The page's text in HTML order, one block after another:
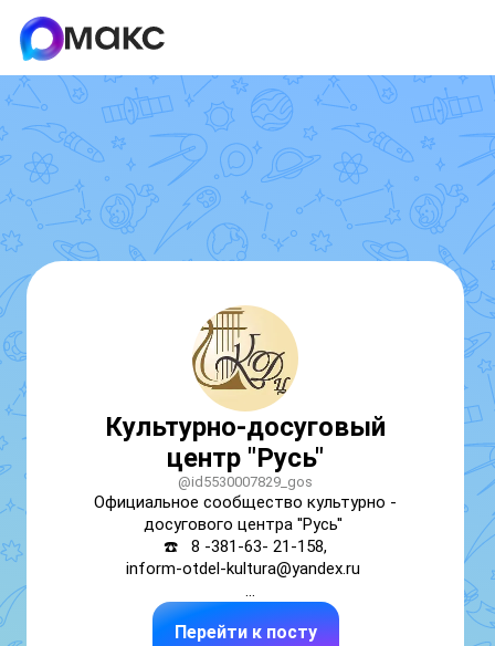
Культурно-досуговый
центр "Русь"
@id5530007829_gos
Официальное сообщество культурно -
досугового центра ''Русь''
☎️   8 -381-63- 21-158,
inform-otdel-kultura@yandex.ru
➡️ Здесь вы сможете найти необходимую
информацию о всех мероприятиях,
Перейти к посту